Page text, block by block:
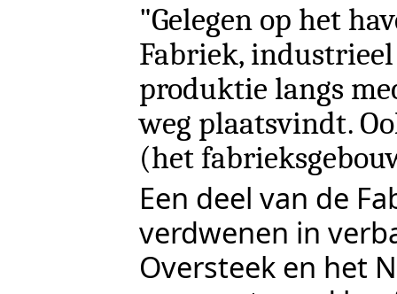
"Gelegen op het
Fabriek,
produktie langs
weg plaatsvindt.
(het
Een deel van de
verdwenen in
Oversteeken het